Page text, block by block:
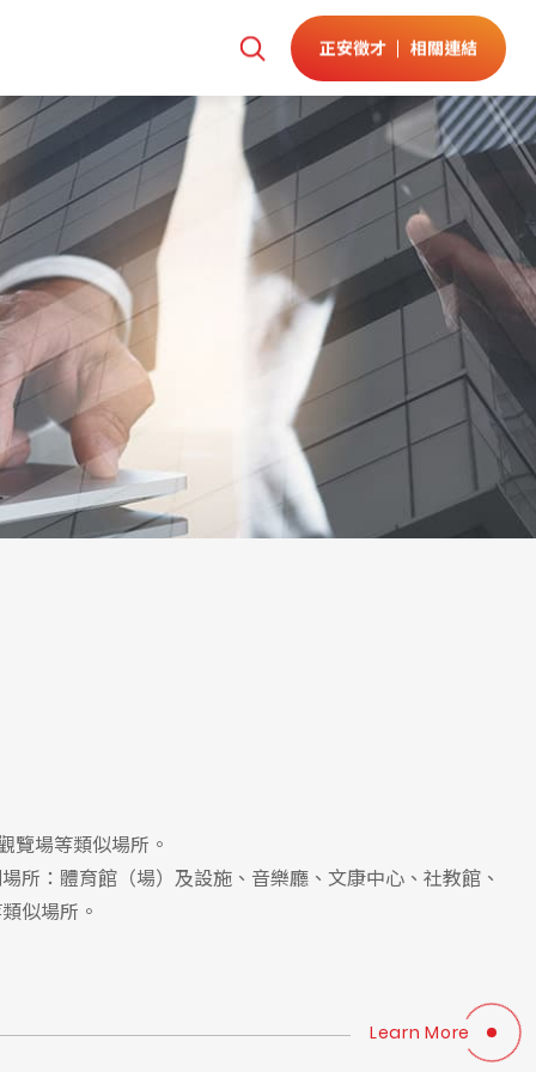
正安徵才 相關連結
覽場等類似場所。
所：體育館（場）及設施、音樂廳、文康中心、社教館、
似場所。
Learn More